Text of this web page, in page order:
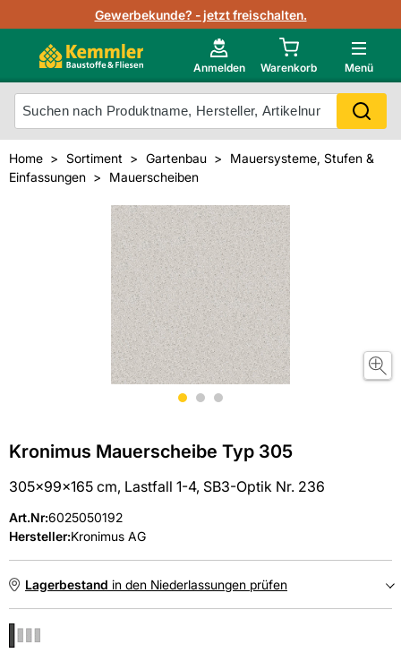
Gewerbekunde? - jetzt freischalten.
Anmelden Warenkorb Menü
Lagerbestand in Echtzeit
Nutzerverwaltung
Photovoltaik Konfigurator
Projektlisten
Starker Service
Technische Daten & Merkblätter
Neu im Onlineshop?
Mein Konto
Meistverkaufte Produkte
Kunden kauften auch
Unsere Kemmler-Marke
Home Sortiment Gartenbau
Mauersysteme, Stufen &
Einfassungen
Mauerscheiben
Kronimus Mauerscheibe Typ 305
305x99x165 cm, Lastfall 1-4, SB3-Optik Nr. 236
Art.Nr:6025050192
Hersteller:Kronimus AG
Lagerbestand in den Niederlassungen prüfen